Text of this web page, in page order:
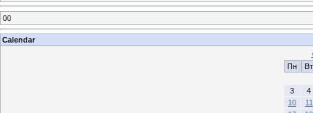
00
Calendar
Пн
Вт
3
4
10
11